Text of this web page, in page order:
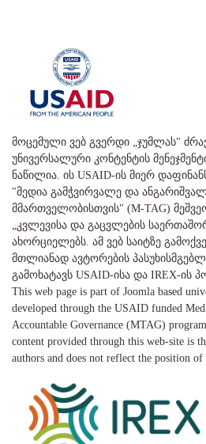
მოცემული ვებ გვერდი „ჯუმლას"
უნივერსალური კონტენტის
ნაწილია. ის USAID-ის მიერ
"მედია გამჭვირვალე და
მმართველობისთვის" (M-TAG)
„კვლევისა და გაცვლების
ახორციელებს. ამ ვებ საიტზე
მთლიანად ავტორების
გამოხატავს USAID-ისა და IREX-ის
This web page is part of Joomla based
developed through the USAID funded
Accountable Governance (MTAG)
content provided through this web-site is
authors and does not reflect the position